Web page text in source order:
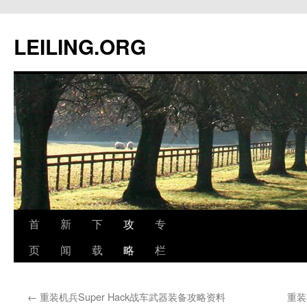
文
LEILING.ORG
首
页
新
闻
下
载
攻
略
专
栏
← 重装机兵Super Hack战车武器装备攻略资料 重